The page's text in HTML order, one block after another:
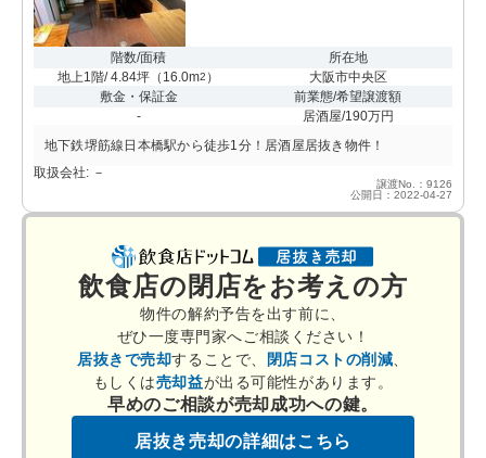
階数/面積
地上1階/ 4.84坪 （ 16.0m2 ）
所在地
大阪市中央区
敷金・保証金
-
前業態/希望譲渡額
居酒屋/190万円
地下鉄堺筋線日本橋駅から徒歩1分！居酒屋居抜き物件！
取扱会社: －
譲渡No.：9126
公開日：2022-04-27
飲食店の閉店をお考えの方
物件の解約予告を出す前に、
ぜひ一度専門家へご相談ください！
居抜きで売却することで、 閉店コストの削減
もしくは売却益が出る可能性があります。
早めのご相談が売却成功への鍵。
居抜き売却の詳細はこちら